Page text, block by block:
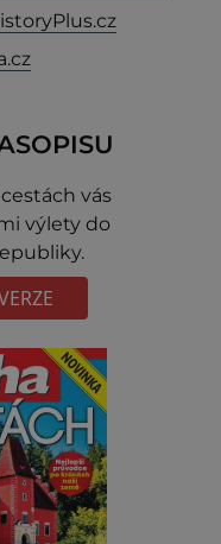
vás
výlety do